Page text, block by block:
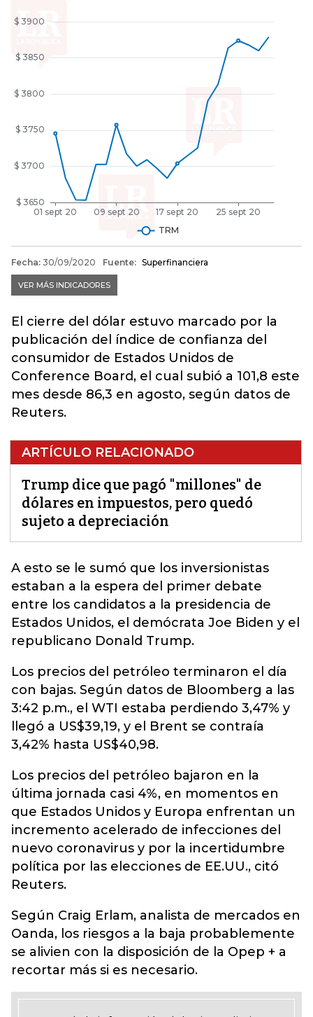
El cierre del dólar estuvo marcado por la
publicación del índice de confianza del
consumidor de Estados Unidos de
Conference Board, el cual subió a 101,8 este
mes desde 86,3 en agosto, según datos de
Reuters.
ARTÍCULO RELACIONADO
Trump dice que pagó "millones" de
dólares en impuestos, pero quedó
sujeto a depreciación
A esto se le sumó que los inversionistas
estaban a la espera del primer debate
entre los candidatos a la presidencia de
Estados Unidos, el demócrata Joe Biden y el
republicano Donald Trump.
Los precios del petróleo terminaron el día
con bajas. Según datos de Bloomberg a las
3:42 p.m., el WTI estaba perdiendo 3,47% y
llegó a US$39,19, y el Brent se contraía
3,42% hasta US$40,98.
Los precios del petróleo bajaron en la
última jornada casi 4%, en momentos en
que Estados Unidos y Europa enfrentan un
incremento acelerado de infecciones del
nuevo coronavirus y por la incertidumbre
política por las elecciones de EE.UU., citó
Reuters.
Según Craig Erlam, analista de mercados en
Oanda, los riesgos a la baja probablemente
se alivien con la disposición de la Opep + a
recortar más si es necesario.